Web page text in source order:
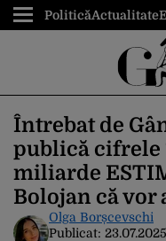
PoliticăActualitate
Întrebat de
publică cifrele
miliarde
Bolojan că vor
Olga Borșcevschi
Publicat: